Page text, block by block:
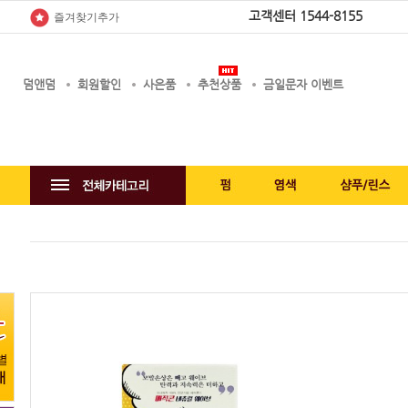
즐겨찾기추가 고객센터 1544-8155
덤앤덤 회원할인 사은품 추천상품 금일문자 이벤트